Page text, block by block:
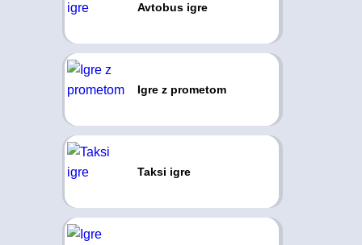
Avtobus igre
Igre z prometom
Taksi igre